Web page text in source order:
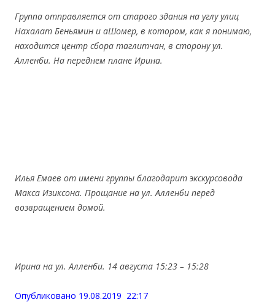
Группа отправляется от старого здания на углу улиц
Нахалат Беньямин и аШомер, в котором, как я понимаю,
находится центр сбора таглитчан, в сторону ул.
Алленби. На переднем плане Ирина.
Илья Емаев от имени группы благодарит экскурсовода
Макса Изиксона. Прощание на ул. Алленби перед
возвращением домой.
Ирина на ул. Алленби. 14 августа 15:23 – 15:28
Опубликовано 19.08.2019 22:17